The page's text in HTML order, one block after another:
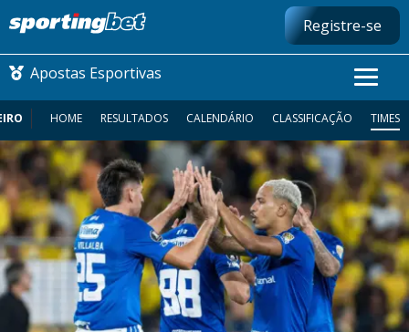
Registre-se
Apostas Esportivas
CONMEBOL LIBERTADORES
FUTEBOL NACIONAL
FUTEBOL INTERNACIONAL
COMO APOSTAR
HOME RESULTADOS CALENDÁRIO CLASSIFICAÇÃO TIMES